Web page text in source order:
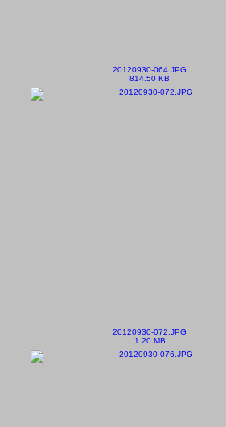
20120930-064.JPG
814.50 KB
20120930-072.JPG
1.20 MB